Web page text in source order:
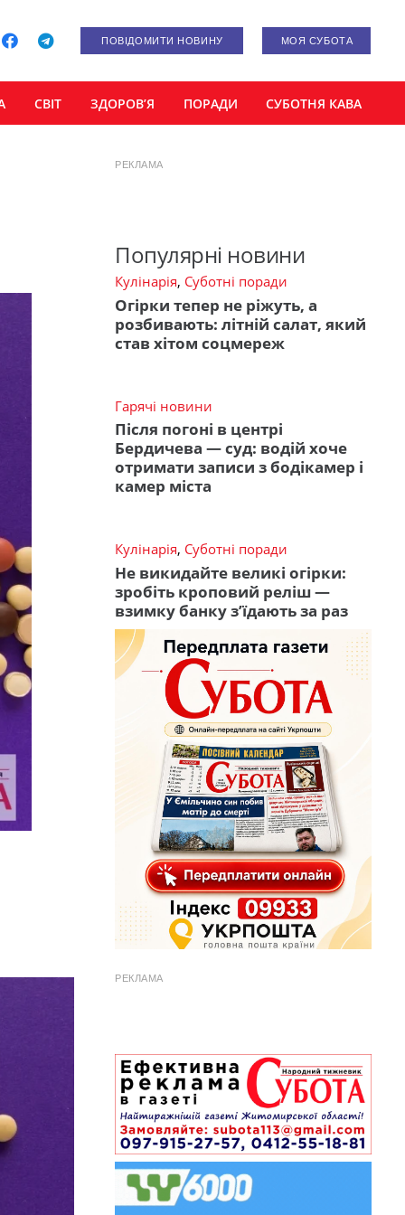
ПОВІДОМИТИ НОВИНУ МОЯ СУБОТА
СВІТ ЗДОРОВ’Я ПОРАДИ СУБОТНЯ КАВА
РЕКЛАМА
Популярні новини
Кулінарія, Суботні поради
Огірки тепер не ріжуть, а
розбивають: літній салат, який
став хітом соцмереж
Гарячі новини
Після погоні в центрі
Бердичева — суд: водій хоче
отримати записи з бодікамер і
камер міста
Кулінарія, Суботні поради
Не викидайте великі огірки:
зробіть кроповий реліш —
взимку банку з’їдають за раз
РЕКЛАМА